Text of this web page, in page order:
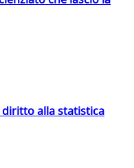
diritto alla statistica